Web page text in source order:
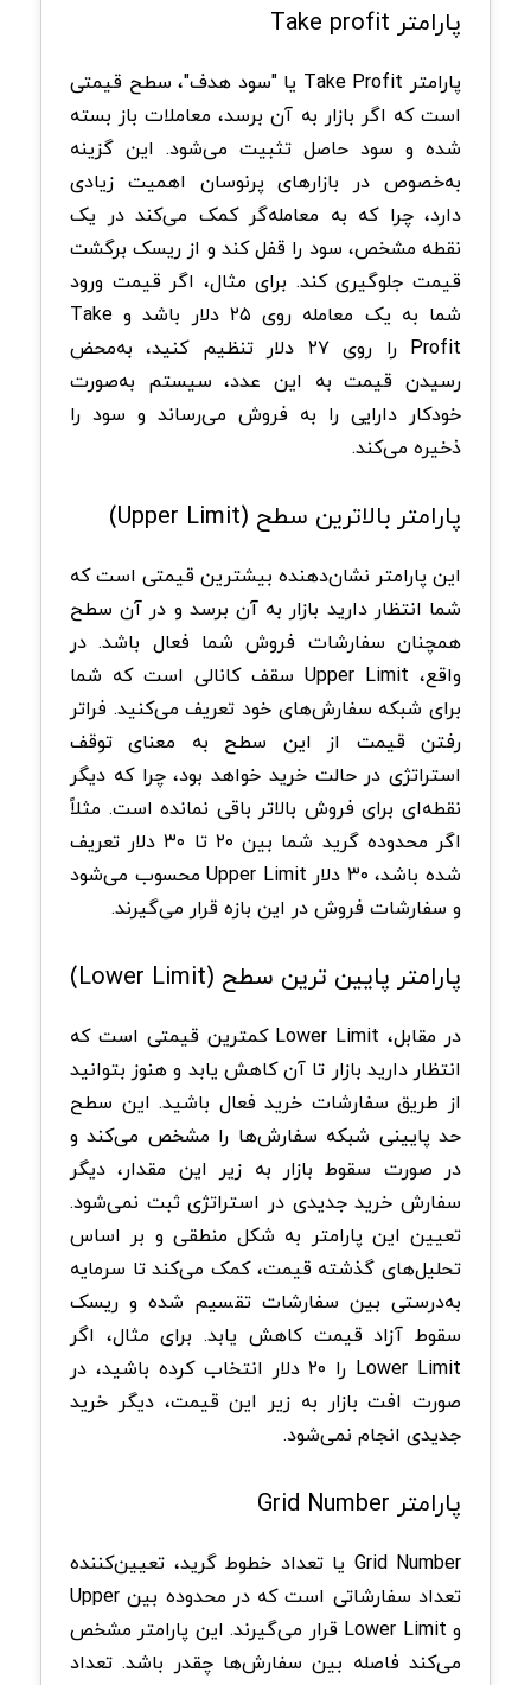
پارامتر Take profit
پارامتر Take Profit یا "سود هدف"، سطح قیمتی‌
است که اگر بازار به آن برسد، معاملات باز بسته
شده و سود حاصل تثبیت می‌شود. این گزینه
به‌خصوص در بازارهای پرنوسان اهمیت زیادی
دارد، چرا که به معامله‌گر کمک می‌کند در یک
نقطه مشخص، سود را قفل کند و از ریسک برگشت
قیمت جلوگیری کند. برای مثال، اگر قیمت ورود
شما به یک معامله روی ۲۵ دلار باشد و Take
Profit را روی ۲۷ دلار تنظیم کنید، به‌محض
رسیدن قیمت به این عدد، سیستم به‌صورت
خودکار دارایی را به فروش می‌رساند و سود را
ذخیره می‌کند.
پارامتر بالاترین سطح (Upper Limit)
این پارامتر نشان‌دهنده بیشترین قیمتی است که
شما انتظار دارید بازار به آن برسد و در آن سطح
همچنان سفارشات فروش شما فعال باشد. در
واقع، Upper Limit سقف کانالی است که شما
برای شبکه سفارش‌های خود تعریف می‌کنید. فراتر
رفتن قیمت از این سطح به معنای توقف
استراتژی در حالت خرید خواهد بود، چرا که دیگر
نقطه‌ای برای فروش بالاتر باقی نمانده است. مثلاً
اگر محدوده گرید شما بین ۲۰ تا ۳۰ دلار تعریف
شده باشد، ۳۰ دلار Upper Limit محسوب می‌شود
و سفارشات فروش در این بازه قرار می‌گیرند.
پارامتر پایین ‌ترین سطح (Lower Limit)
در مقابل، Lower Limit کمترین قیمتی است که
انتظار دارید بازار تا آن کاهش یابد و هنوز بتوانید
از طریق سفارشات خرید فعال باشید. این سطح
حد پایینی شبکه سفارش‌ها را مشخص می‌کند و
در صورت سقوط بازار به زیر این مقدار، دیگر
سفارش خرید جدیدی در استراتژی ثبت نمی‌شود.
تعیین این پارامتر به شکل منطقی و بر اساس
تحلیل‌های گذشته قیمت، کمک می‌کند تا سرمایه
به‌درستی بین سفارشات تقسیم شده و ریسک
سقوط آزاد قیمت کاهش یابد. برای مثال، اگر
Lower Limit را ۲۰ دلار انتخاب کرده باشید، در
صورت افت بازار به زیر این قیمت، دیگر خرید
جدیدی انجام نمی‌شود.
پارامتر Grid Number
Grid Number یا تعداد خطوط گرید، تعیین‌کننده
تعداد سفارشاتی است که در محدوده بین Upper
و Lower Limit قرار می‌گیرند. این پارامتر مشخص
می‌کند فاصله بین سفارش‌ها چقدر باشد. تعداد